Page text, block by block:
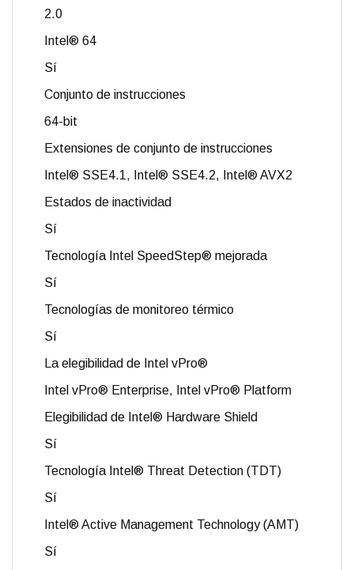
2.0
Intel® 64
Sí
Conjunto de instrucciones
64-bit
Extensiones de conjunto de instrucciones
Intel® SSE4.1, Intel® SSE4.2, Intel® AVX2
Estados de inactividad
Sí
Tecnología Intel SpeedStep® mejorada
Sí
Tecnologías de monitoreo térmico
Sí
La elegibilidad de Intel vPro®
Intel vPro® Enterprise, Intel vPro® Platform
Elegibilidad de Intel® Hardware Shield
Sí
Tecnología Intel® Threat Detection (TDT)
Sí
Intel® Active Management Technology (AMT)
Sí